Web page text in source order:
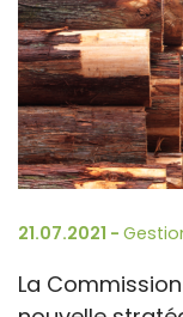
21.07.2021 -
La